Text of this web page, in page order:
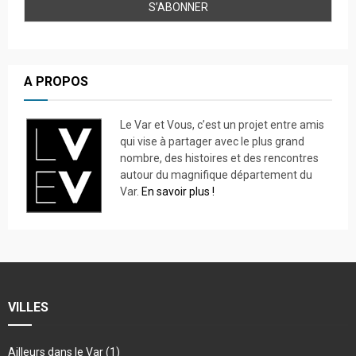
A PROPOS
Le Var et Vous, c’est un projet entre amis
qui vise à partager avec le plus grand
nombre, des histoires et des rencontres
autour du magnifique département du
Var. En savoir plus !
VILLES
Ailleurs dans le Var(1)